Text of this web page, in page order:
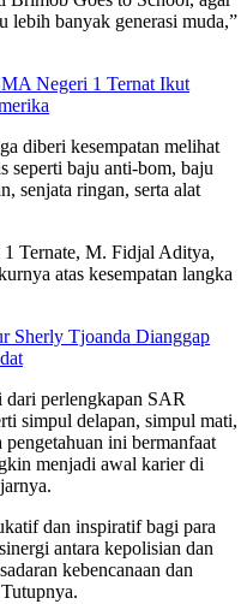
lebih banyak generasi muda,”
Negeri 1 Ternat Ikut
diberi kesempatan melihat
seperti baju anti-bom, baju
senjata ringan, serta alat
Ternate, M. Fidjal Aditya,
atas kesempatan langka
Sherly Tjoanda Dianggap
dari perlengkapan SAR
simpul delapan, simpul mati,
ini bermanfaat
menjadi awal karier di
dan inspiratif bagi para
antara kepolisian dan
kebencanaan dan